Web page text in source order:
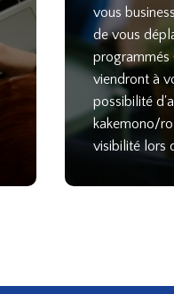
vous
de vous
programmés
viendront à
possibilité
kakemono/
visibilité lors